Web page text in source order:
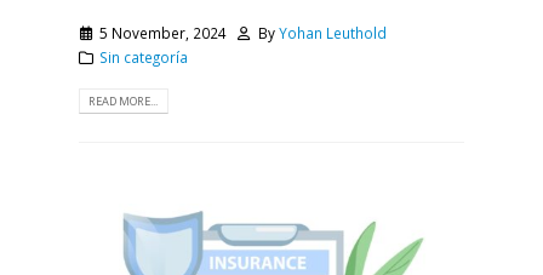
5 November, 2024 ByYohan Leuthold
Sin categoría
READ MORE...